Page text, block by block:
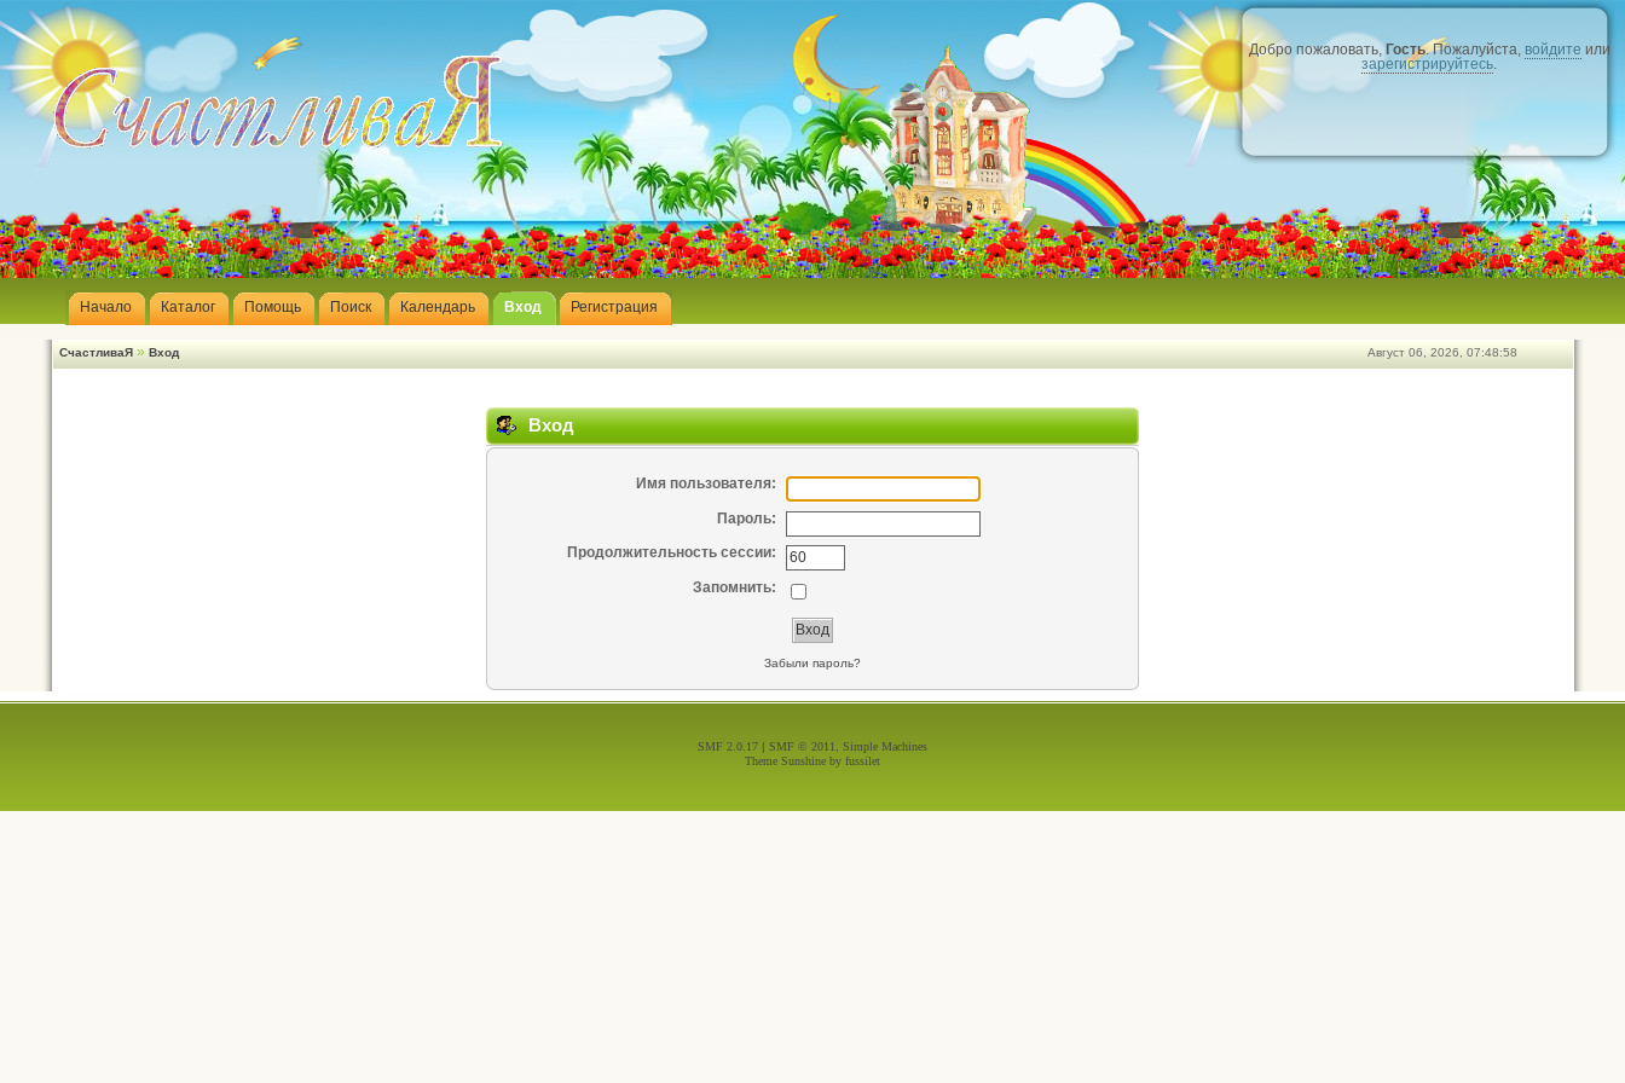
Добро пожаловать,Гость. Пожалуйста, войдите или
зарегистрируйтесь.
Начало Каталог Помощь Поиск Календарь Вход Регистрация
Август 06, 2026, 07:48:58
СчастливаЯ » Вход
Вход
Имя пользователя:
Пароль:
Продолжительность сессии:
Запомнить:
Забыли пароль?
SMF 2.0.17 | SMF © 2011, Simple Machines
Theme Sunshine by fussilet